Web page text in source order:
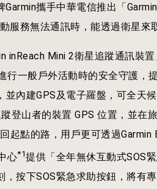
攜手中華電信推出「
服務無法通訊時，能透過衛星來
inReach Mini 2衛星追蹤通訊裝
行一般戶外活動時的安全守護，
內建GPS及電子羅盤，可全天
登山者的裝置 GPS 位置，並在
起點的路，用戶更可透過
心*1提供「全年無休互動式SOS
按下SOS緊急求助按鈕，將有